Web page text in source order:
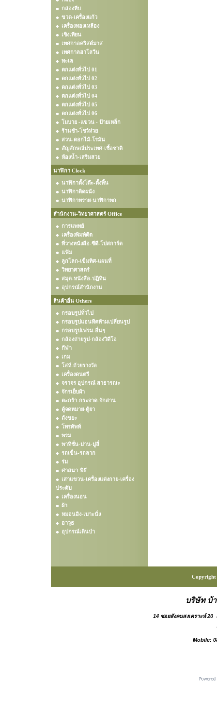
กล่องหีบ
ขวด-เครื่องแก้ว
เครื่องทองเหลือง
เชิงเทียน
เทศกาลคริสต์มาส
เทศกาลฮาโลวีน
ทะเล
ตกแต่งทั่วไป 01
ตกแต่งทั่วไป 02
ตกแต่งทั่วไป 03
ตกแต่งทั่วไป 04
ตกแต่งทั่วไป 05
ตกแต่งทั่วไป 06
โมบาย -แขวน - ป้ายเหล็ก
ร้านชำ-โชว์ห่วย
สวน-ดอกไม้-โรมัน
สัญลักษณ์ประเทศ-เชื้อชาติ
ห้องน้ำ-เสริมสวย
นาฬิกา Clock
นาฬิกาตั้งโต๊ะ-ตั้งพื้น
นาฬิกาติดผนัง
นาฬิกาทราย-นาฬิกาพก
สำนักงาน-วิทยาศาสตร์ Office
การแพทย์
เครื่องพิมพ์ดีด
ที่วางหนังสือ-ซีดี-โปสการ์ด
แฟ้ม
ลูกโลก-เข็มทิศ-แผนที่
วิทยาศาสตร์
สมุด-หนังสือ-ปฏิทิน
อุปกรณ์สำนักงาน
สินค้าอื่น Others
กรอบรูปทั่วไป
กรอบรูปแอนทีคห้ามเปลี่ยนรูป
กรอบรูปเฟรม-อื่นๆ
กล้องถ่ายรูป-กล้องวิดีโอ
กีฬา
เกม
โล่ห์-ถ้วยรางวัล
เครื่องดนตรี
จราจร อุปกรณ์ สาธารณะ
จักรเย็บผ้า
ตะกร้า-กระจาด-จักสาน
ตู้จดหมาย-ตู้ยา
ถังขยะ
โทรศัพท์
พรม
พาทิชั่น-ม่าน-มู่ลี่
รถเข็น-รถลาก
ร่ม
ศาสนา-พิธี
เสาแขวน-เครื่องแต่งกาย-เครื่อง
ประดับ
เครื่องนอน
ผ้า
หมอนอิง-เบาะนั่ง
อาวุธ
อุปกรณ์เดินป่า
Copyright
บริษัท บ้
14 ซอยสังคมสงเคราะห์ 20
Mobile: